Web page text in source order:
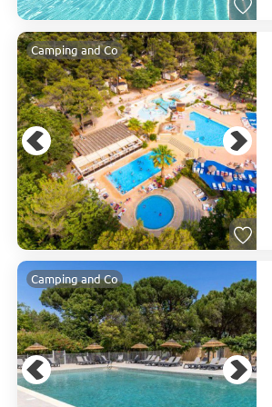
Camping and Co
Camping and Co